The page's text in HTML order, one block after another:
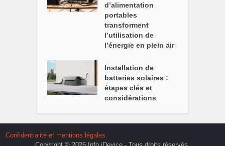
d’alimentation
portables
transforment
l’utilisation de
l’énergie en plein air
Installation de
batteries solaires :
étapes clés et
considérations
Confidentialité et mentions légales